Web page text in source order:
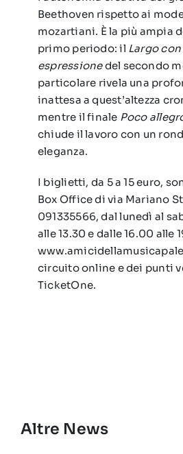
Beethoven rispetto ai
mozartiani. È la più ampia
primo periodo: il Largo
espressionedel secondo
particolare rivela una
inattesa a quest’altezza
mentre il finale Poco
chiude il lavoro con un
eleganza.
I biglietti, da 5 a 15 euro,
Box Office di via Mariano
091335566, dal lunedì al
alle 13.30 e dalle 16.00 alle
circuito online e dei punti
TicketOne.
Altre News